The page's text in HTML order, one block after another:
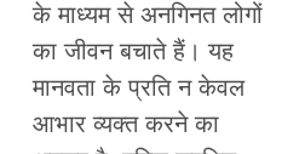
के माध्यम से अनगिनत लोगों
का जीवन बचाते हैं। यह
मानवता के प्रति न केवल
आभार व्यक्त करने का